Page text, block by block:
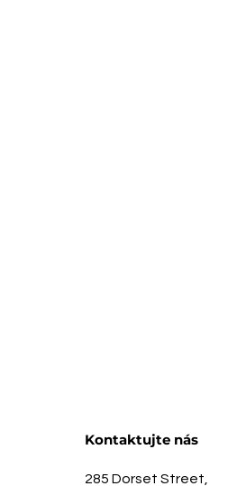
Kontaktujte nás
285 Dorset Street,